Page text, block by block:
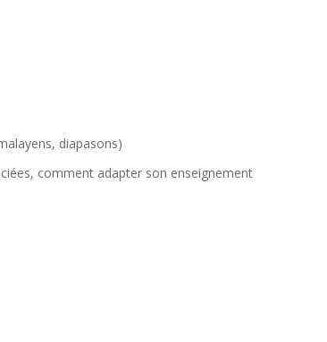
diapasons)
comment adapter son enseignement